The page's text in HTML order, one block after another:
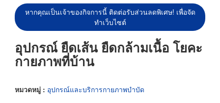
หากคุณเป็นเจ้าของกิจการนี้ ติดต่อรับส่วนลดพิเศษ! เพื่อจัด
ทำเว็บไซต์
อุปกรณ์ ยืดเส้น ยืดกล้ามเนื้อ โยคะ
กายภาพที่บ้าน
หมวดหมู่ : อุปกรณ์และบริการกายภาพบำบัด